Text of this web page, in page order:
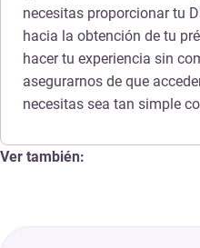
necesitas proporcionar tu
hacia la obtención de tu
hacer tu experiencia sin
asegurarnos de que
necesitas sea tan simple
Ver también: